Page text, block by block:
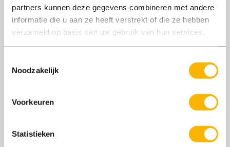
partners kunnen deze gegevens combineren met andere
informatie die u aan ze heeft verstrekt of die ze hebben
verzameld op basis van uw gebruik van hun services.
Noodzakelijk
Voorkeuren
Statistieken
Werk jij graag tussen het groen, houd je van